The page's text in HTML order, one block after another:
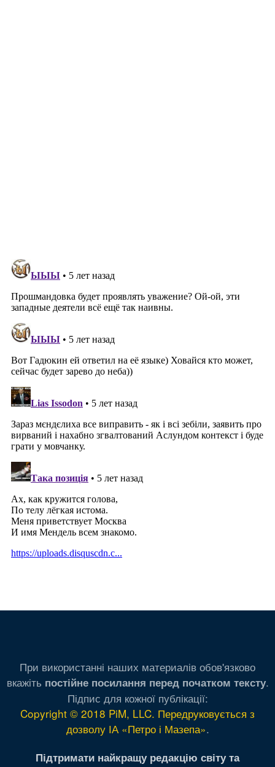
При використанні наших материалів обов'язково
вкажіть постійне посилання перед початком тексту.
Підпис для кожної публікації:
Copyright © 2018 PiM, LLC. Передруковується з
дозволу ІА «Петро і Мазепа».
Підтримати найкращу редакцію світу та